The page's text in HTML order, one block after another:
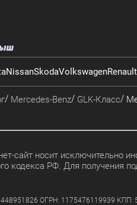
NissanSkodaVolkswagenRenault
Mercedes-Benz GLK-Класс
сайт носит исключительно
кодекса РФ. Для получения
ОГРН: 1175476119939 КПП: